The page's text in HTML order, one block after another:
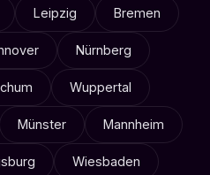
Leipzig Bremen
Nürnberg
Wuppertal
Münster Mannheim
Wiesbaden